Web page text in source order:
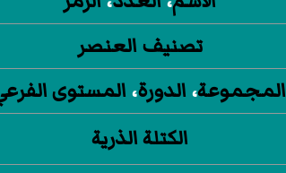
تصنيف العنصر
المجموعة، الدورة، المستوى
الكتلة الذرية